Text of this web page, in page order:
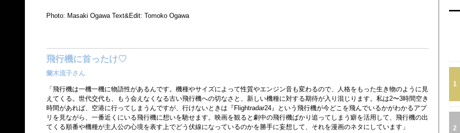
Photo: Masaki Ogawa Text&Edit: Tomoko Ogawa
飛行機に首ったけ♡
蘭木流子さん
「飛行機は一機一機に物語性があるんです。機種やサイズによって性質やエンジン音も変わるので、人格をもった生き物のように見
えてくる。世代交代も、もう会えなくなる古い飛行機への切なさと、新しい機種に対する期待が入り混じります。私は2〜3時間空き
時間があれば、空港に行ってしまうんですが、行けないときは『Flightradar24』という飛行機が今どこを飛んでいるかがわかるアプ
リを見ながら、一番近くにいる飛行機に想いを馳せます。映画を観ると劇中の飛行機ばかり追ってしまう癖を活用して、飛行機の出
てくる順番や機種が主人公の心境を表す上でどう伏線になっているのかを勝手に妄想して、それを漫画のネタにしています」
1
2